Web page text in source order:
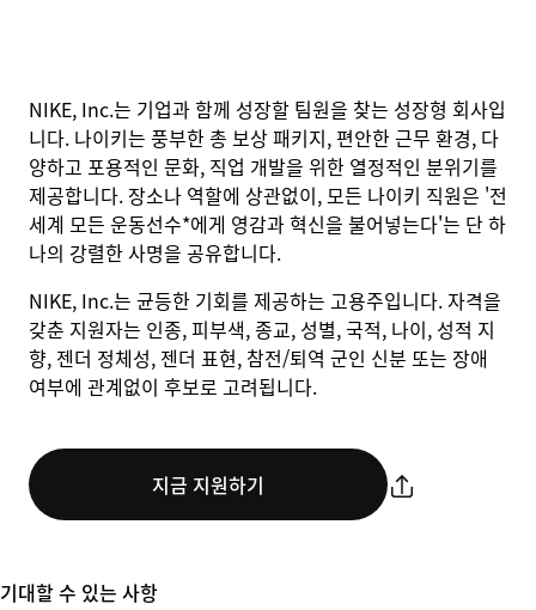
NIKE, Inc.는 기업과 함께 성장할 팀원을 찾는 성장형 회사입
니다. 나이키는 풍부한 총 보상 패키지, 편안한 근무 환경, 다
양하고 포용적인 문화, 직업 개발을 위한 열정적인 분위기를
제공합니다. 장소나 역할에 상관없이, 모든 나이키 직원은 '전
세계 모든 운동선수*에게 영감과 혁신을 불어넣는다'는 단 하
나의 강렬한 사명을 공유합니다.
NIKE, Inc.는 균등한 기회를 제공하는 고용주입니다. 자격을
갖춘 지원자는 인종, 피부색, 종교, 성별, 국적, 나이, 성적 지
향, 젠더 정체성, 젠더 표현, 참전/퇴역 군인 신분 또는 장애
여부에 관계없이 후보로 고려됩니다.
지금 지원하기
기대할 수 있는 사항